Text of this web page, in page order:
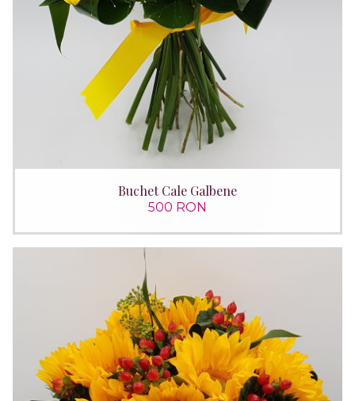
Buchet Cale Galbene
500 RON